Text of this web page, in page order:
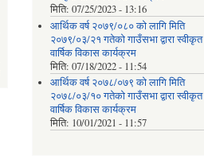
मिति:07/25/2023 - 13:16
आर्थिक वर्ष २०७९/०८० को लागि मिति
२०७९/०३/२१ गतेको गाउँसभा द्वारा स्वीकृत
वार्षिक विकास कार्यक्रम
मिति:07/18/2022 - 11:54
आर्थिक वर्ष २०७८/०७९ को लागि मिति
२०७८/०३/१० गतेको गाउँसभा द्वारा स्वीकृत
वार्षिक विकास कार्यक्रम
मिति: 10/01/2021 - 11:57